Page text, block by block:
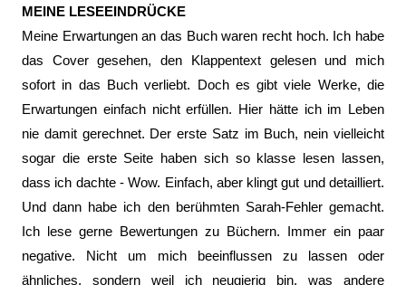
MEINE LESEEINDRÜCKE
Meine Erwartungen an das Buch waren recht hoch. Ich habe
das Cover gesehen, den Klappentext gelesen und mich
sofort in das Buch verliebt. Doch es gibt viele Werke, die
Erwartungen einfach nicht erfüllen. Hier hätte ich im Leben
nie damit gerechnet. Der erste Satz im Buch, nein vielleicht
sogar die erste Seite haben sich so klasse lesen lassen,
dass ich dachte - Wow. Einfach, aber klingt gut und detailliert.
Und dann habe ich den berühmten Sarah-Fehler gemacht.
Ich lese gerne Bewertungen zu Büchern. Immer ein paar
negative. Nicht um mich beeinflussen zu lassen oder
ähnliches, sondern weil ich neugierig bin, was andere